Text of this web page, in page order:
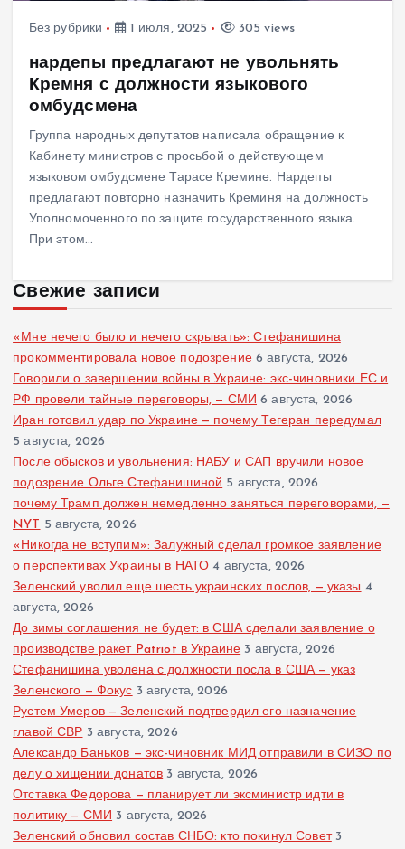
Без рубрики 1 июля, 2025 305 views
нардепы предлагают не увольнять
Кремня с должности языкового
омбудсмена
Группа народных депутатов написала обращение к
Кабинету министров с просьбой о действующем
языковом омбудсмене Тарасе Кремине. Нардепы
предлагают повторно назначить Креминя на должность
Уполномоченного по защите государственного языка.
При этом…
Свежие записи
«Мне нечего было и нечего скрывать»: Стефанишина
прокомментировала новое подозрение 6 августа, 2026
Говорили о завершении войны в Украине: экс-чиновники ЕС и
РФ провели тайные переговоры, — СМИ 6 августа, 2026
Иран готовил удар по Украине — почему Тегеран передумал
5 августа, 2026
После обысков и увольнения: НАБУ и САП вручили новое
подозрение Ольге Стефанишиной 5 августа, 2026
почему Трамп должен немедленно заняться переговорами, —
NYT 5 августа, 2026
«Никогда не вступим»: Залужный сделал громкое заявление
о перспективах Украины в НАТО 4 августа, 2026
Зеленский уволил еще шесть украинских послов, — указы 4
августа, 2026
До зимы соглашения не будет: в США сделали заявление о
производстве ракет Patriot в Украине 3 августа, 2026
Стефанишина уволена с должности посла в США — указ
Зеленского — Фокус 3 августа, 2026
Рустем Умеров — Зеленский подтвердил его назначение
главой СВР 3 августа, 2026
Александр Баньков — экс-чиновник МИД отправили в СИЗО по
делу о хищении донатов 3 августа, 2026
Отставка Федорова — планирует ли эксминистр идти в
политику — СМИ 3 августа, 2026
Зеленский обновил состав СНБО: кто покинул Совет 3